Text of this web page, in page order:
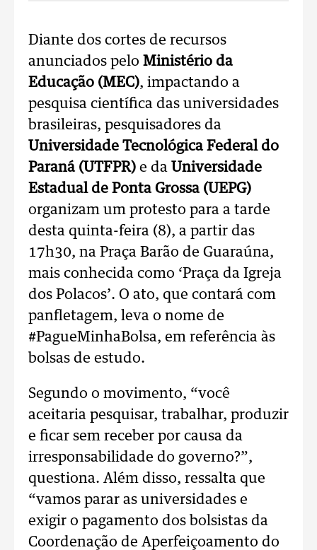
Diante dos cortes de recursos
anunciados pelo Ministério da
Educação (MEC), impactando a
pesquisa científica das universidades
brasileiras, pesquisadores da
Universidade Tecnológica Federal do
Paraná (UTFPR) e da Universidade
Estadual de Ponta Grossa (UEPG)
organizam um protesto para a tarde
desta quinta-feira (8), a partir das
17h30, na Praça Barão de Guaraúna,
mais conhecida como ‘Praça da Igreja
dos Polacos’. O ato, que contará com
panfletagem, leva o nome de
#PagueMinhaBolsa, em referência às
bolsas de estudo.
Segundo o movimento, “você
aceitaria pesquisar, trabalhar, produzir
e ficar sem receber por causa da
irresponsabilidade do governo?”,
questiona. Além disso, ressalta que
“vamos parar as universidades e
exigir o pagamento dos bolsistas da
Coordenação de Aperfeiçoamento do